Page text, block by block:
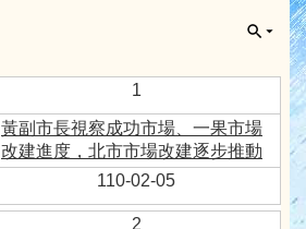
1
黃副市長視察成功市場、一果市場
改建進度，北市市場改建逐步推動
110-02-05
2